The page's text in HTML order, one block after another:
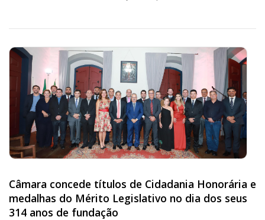
Estado.
Câmara concede títulos de Cidadania Honorária e
medalhas do Mérito Legislativo no dia dos seus
314 anos de fundação